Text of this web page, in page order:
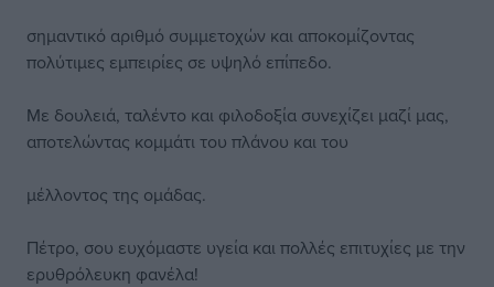
σημαντικό αριθμό συμμετοχών και αποκομίζοντας
πολύτιμες εμπειρίες σε υψηλό επίπεδο.
Με δουλειά, ταλέντο και φιλοδοξία συνεχίζει μαζί μας,
αποτελώντας κομμάτι του πλάνου και του
μέλλοντος της ομάδας.
Πέτρο, σου ευχόμαστε υγεία και πολλές επιτυχίες με την
ερυθρόλευκη φανέλα!